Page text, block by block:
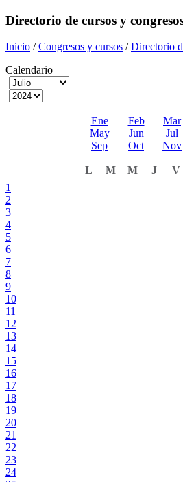
Directorio de cursos y
Inicio /Congresos y cursos /Directorio
Calendario
Ene Feb Mar
May
Jun Jul
Sep
Oct Nov
L M M J V
1
2
3
4
5
6
7
8
9
10
11
12
13
14
15
16
17
18
19
20
21
22
23
24